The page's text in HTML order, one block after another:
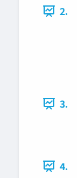
2.
3.
4.